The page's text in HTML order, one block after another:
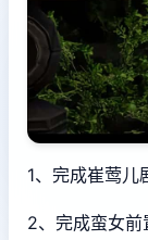
1、完成崔莺儿
2、完成蛮女前